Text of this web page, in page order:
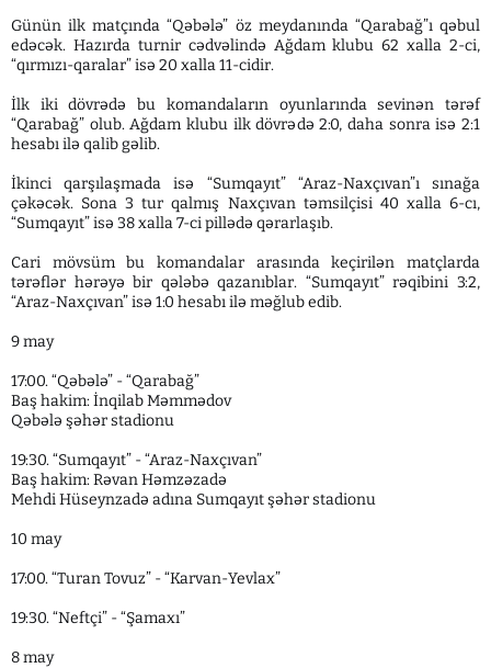
Günün ilk matçında “Qəbələ” öz meydanında “Qarabağ”ı qəbul
edəcək. Hazırda turnir cədvəlində Ağdam klubu 62 xalla 2-ci,
“qırmızı-qaralar” isə 20 xalla 11-cidir.
İlk iki dövrədə bu komandaların oyunlarında sevinən tərəf
“Qarabağ” olub. Ağdam klubu ilk dövrədə 2:0, daha sonra isə 2:1
hesabı ilə qalib gəlib.
İkinci qarşılaşmada isə “Sumqayıt” “Araz-Naxçıvan”ı sınağa
çəkəcək. Sona 3 tur qalmış Naxçıvan təmsilçisi 40 xalla 6-cı,
“Sumqayıt” isə 38 xalla 7-ci pillədə qərarlaşıb.
Cari mövsüm bu komandalar arasında keçirilən matçlarda
tərəflər hərəyə bir qələbə qazanıblar. “Sumqayıt” rəqibini 3:2,
“Araz-Naxçıvan” isə 1:0 hesabı ilə məğlub edib.
9 may
17:00. “Qəbələ” - “Qarabağ”
Baş hakim: İnqilab Məmmədov
Qəbələ şəhər stadionu
19:30. “Sumqayıt” - “Araz-Naxçıvan”
Baş hakim: Rəvan Həmzəzadə
Mehdi Hüseynzadə adına Sumqayıt şəhər stadionu
10 may
17:00. “Turan Tovuz” - “Karvan-Yevlax”
19:30. “Neftçi” - “Şamaxı”
8 may